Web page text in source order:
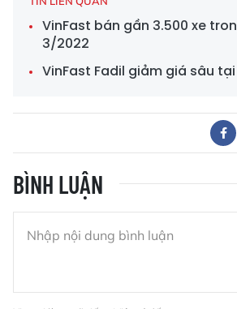
VinFast bán gần 3.500 xe
3/2022
VinFast Fadil giảm giá sâu
BÌNH LUẬN